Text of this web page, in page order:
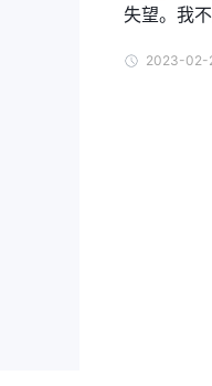
失望。我
2023-02-